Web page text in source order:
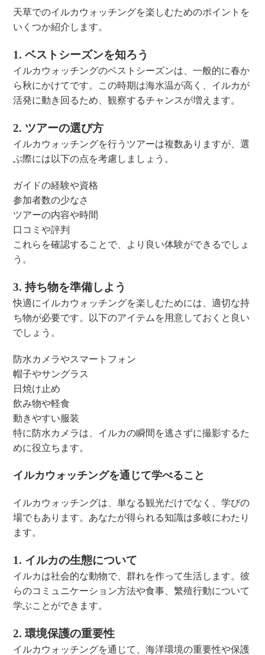
天草でのイルカウォッチングを楽しむためのポイントを
いくつか紹介します。
1. ベストシーズンを知ろう
イルカウォッチングのベストシーズンは、一般的に春か
ら秋にかけてです。この時期は海水温が高く、イルカが
活発に動き回るため、観察するチャンスが増えます。
2. ツアーの選び方
イルカウォッチングを行うツアーは複数ありますが、選
ぶ際には以下の点を考慮しましょう。
ガイドの経験や資格
参加者数の少なさ
ツアーの内容や時間
口コミや評判
これらを確認することで、より良い体験ができるでしょ
う。
3. 持ち物を準備しよう
快適にイルカウォッチングを楽しむためには、適切な持
ち物が必要です。以下のアイテムを用意しておくと良い
でしょう。
防水カメラやスマートフォン
帽子やサングラス
日焼け止め
飲み物や軽食
動きやすい服装
特に防水カメラは、イルカの瞬間を逃さずに撮影するた
めに役立ちます。
イルカウォッチングを通じて学べること
イルカウォッチングは、単なる観光だけでなく、学びの
場でもあります。あなたが得られる知識は多岐にわたり
ます。
1. イルカの生態について
イルカは社会的な動物で、群れを作って生活します。彼
らのコミュニケーション方法や食事、繁殖行動について
学ぶことができます。
2. 環境保護の重要性
イルカウォッチングを通じて、海洋環境の重要性や保護